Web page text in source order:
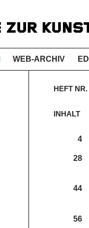
WEB-ARCHIV
HEFT
INHALT
4
28
44
56